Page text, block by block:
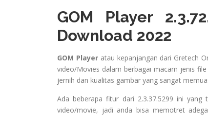
GOM Player
Download 2022
GOM Playeratau kepanjangan dari Gretech
video/Movies dalam berbagai macam jenis
jernih dan kualitas gambar yang sangat
Ada beberapa fitur dari 2.3.37.5299 ini
video/movie, jadi anda bisa memotret